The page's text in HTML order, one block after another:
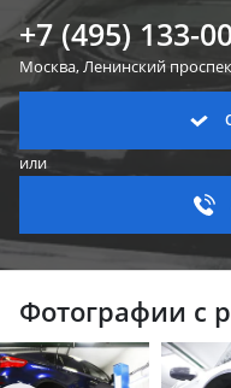
+7 (495) 133-
Москва, Ленинский
или
Фотографии с